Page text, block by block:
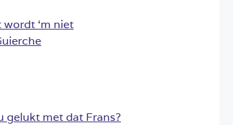
wordt ‘m niet
gelukt met dat Frans?